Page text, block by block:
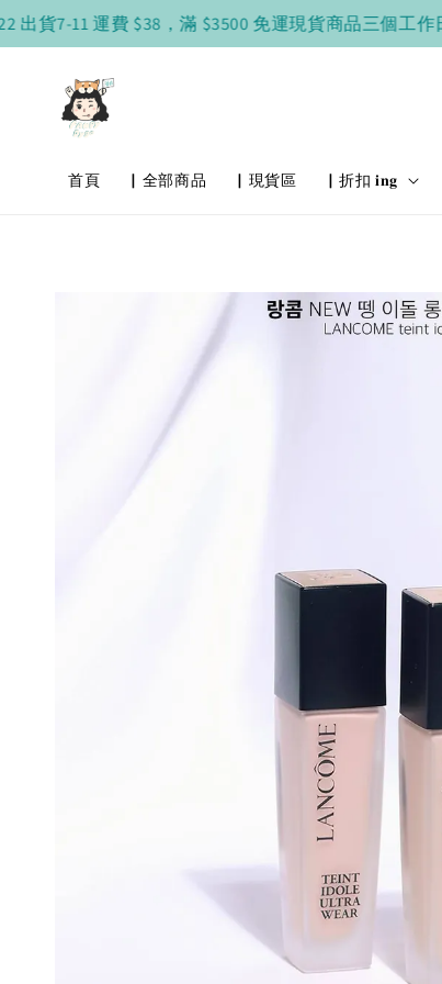
11 運費 $38，滿 $3500 免運現貨商品三個工作日出貨
首頁 ▏全部商品 ▏現貨區 ▏折扣 𝐢𝐧𝐠